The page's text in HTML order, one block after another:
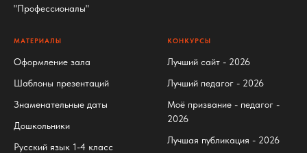
"Профессионалы"
МАТЕРИАЛЫ
Оформление зала
Шаблоны презентаций
Знаменательные даты
Дошкольники
Русский язык 1-4 класс
КОНКУРСЫ
Лучший сайт - 2026
Лучший педагог - 2026
Моё призвание - педагог -
2026
Лучшая публикация - 2026